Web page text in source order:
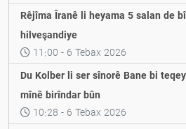
Rêjîma Îranê li heyama 5 salan de
hilveşandiye
11:00 - 6 Tebax 2026
Du Kolber li ser sînorê Bane bi
mînê birîndar bûn
10:28 - 6 Tebax 2026